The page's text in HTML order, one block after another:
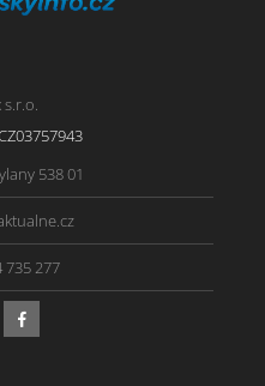
s.r.o.
538 01
735 277